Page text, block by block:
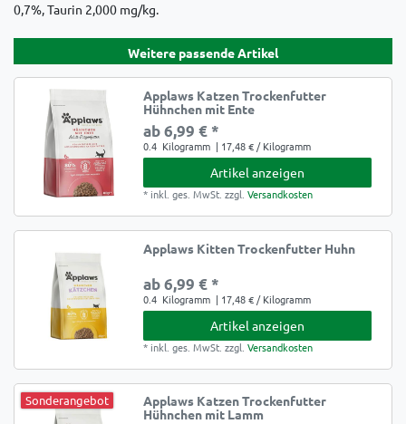
0,7%, Taurin 2,000 mg/kg.
Weitere passende Artikel
Applaws Katzen Trockenfutter
Hühnchen mit Ente
ab 6,99 € *
0.4 Kilogramm | 17,48 € / Kilogramm
Artikel anzeigen
* inkl. ges. MwSt. zzgl.Versandkosten
Applaws Kitten Trockenfutter Huhn
ab 6,99 € *
0.4 Kilogramm | 17,48 € / Kilogramm
Artikel anzeigen
* inkl. ges. MwSt. zzgl.Versandkosten
Sonderangebot
Applaws Katzen Trockenfutter
Hühnchen mit Lamm